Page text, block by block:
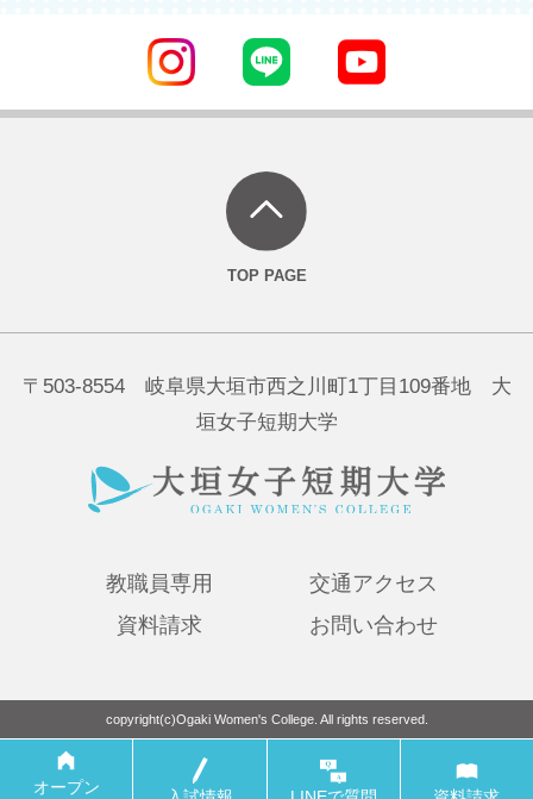
〒503-8554 岐阜県大垣市西之川町1丁目109番地 大
垣女子短期大学
教職員専用
交通アクセス
資料請求
お問い合わせ
copyright(c)Ogaki Women's College. All rights reserved.
オープン
オープン